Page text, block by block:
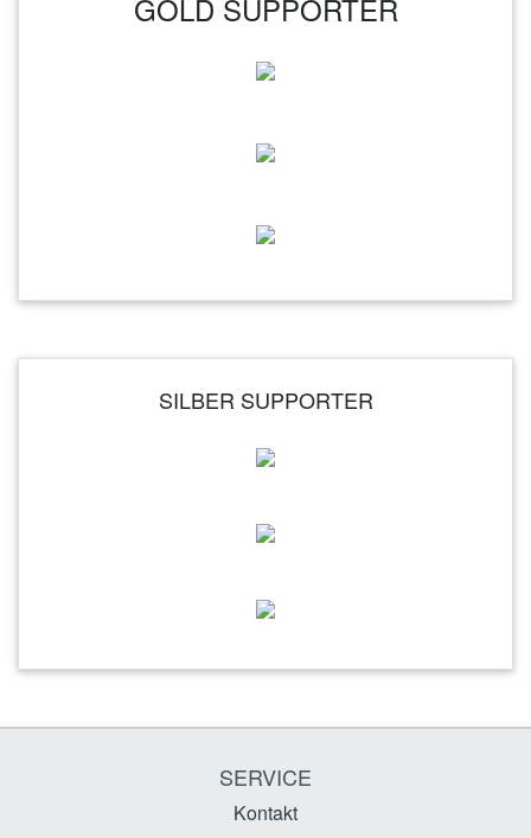
GOLD SUPPORTER
SILBER SUPPORTER
SERVICE
Kontakt